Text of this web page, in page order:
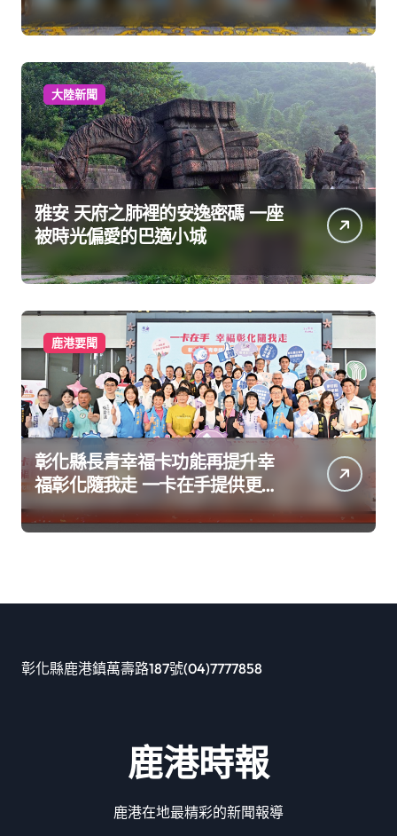
大陸新聞
雅安 天府之肺裡的安逸密碼 一座
被時光偏愛的巴適小城
鹿港要聞
彰化縣長青幸福卡功能再提升幸
福彰化隨我走 一卡在手提供更完
善及貼近生活的福利服務
彰化縣鹿港鎮萬壽路187號(04)7777858
鹿港時報
鹿港在地最精彩的新聞報導